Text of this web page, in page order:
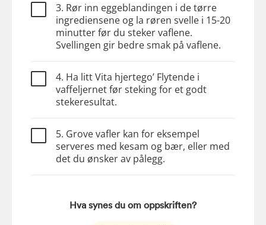
3. Rør inn eggeblandingen i de tørre
ingrediensene og la røren svelle i 15-20
minutter før du steker vaflene.
Svellingen gir bedre smak på vaflene.
4. Ha litt Vita hjertego’ Flytende i
vaffeljernet før steking for et godt
stekeresultat.
5. Grove vafler kan for eksempel
serveres med kesam og bær, eller med
det du ønsker av pålegg.
Hva synes du om oppskriften?